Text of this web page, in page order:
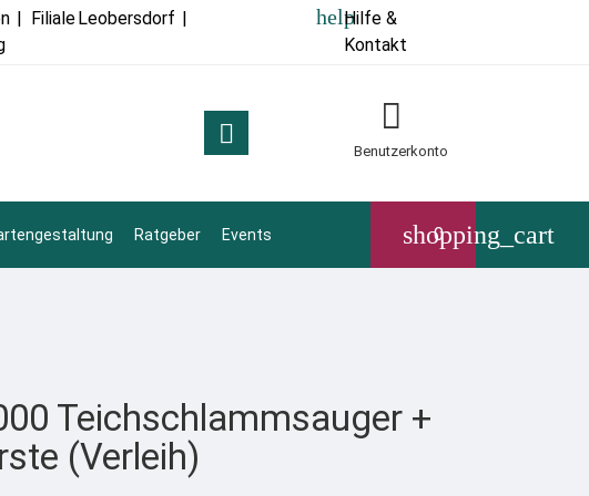
| FilialeLeobersdorf |
helpHilfe &
Kontakt
 
Benutzerkonto
Ratgeber Events shopping_cart
0
Teichschlammsauger +
(Verleih)